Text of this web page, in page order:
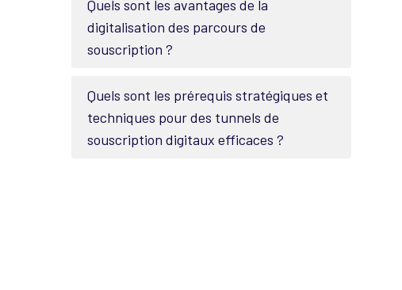
Quels sont les avantages de la
digitalisation des parcours de
souscription ?
Quels sont les prérequis stratégiques et
techniques pour des tunnels de
souscription digitaux efficaces ?